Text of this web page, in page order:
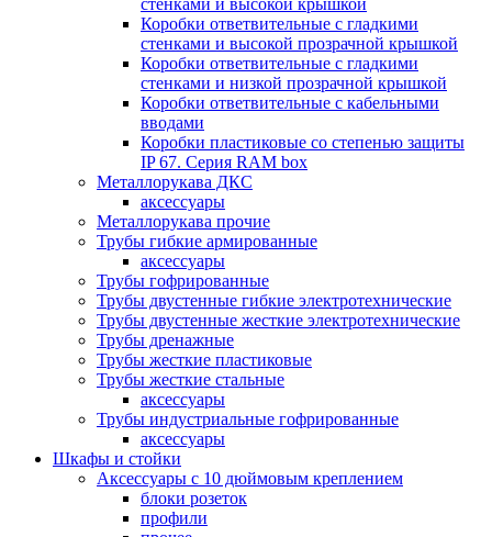
Коробки ответвительные с гладкими
стенками и высокой прозрачной крышкой
Коробки ответвительные с гладкими
стенками и низкой прозрачной крышкой
Коробки ответвительные с кабельными
вводами
Коробки пластиковые со степенью защиты
IP 67. Серия RAM box
Металлорукава ДКС
аксессуары
Металлорукава прочие
Трубы гибкие армированные
аксессуары
Трубы гофрированные
Трубы двустенные гибкие электротехнические
Трубы двустенные жесткие электротехнические
Трубы дренажные
Трубы жесткие пластиковые
Трубы жесткие стальные
аксессуары
Трубы индустриальные гофрированные
аксессуары
Шкафы и стойки
Аксессуары с 10 дюймовым креплением
блоки розеток
профили